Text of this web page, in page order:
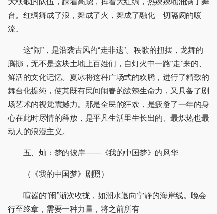
大秧歌的队伍，踩着高跷，挥着大红绸，热辣辣地涌满了舞
台。红绸舞成了浪，舞成了火，舞成了融化一切隔阂的暖
流。
这“闹”，是沿袭古风的“走非遗”。秧歌的扭摆，龙舞的
腾挪，无不是这块土地上百姓们，自灯火中一路“走”来的、
鲜活的文化记忆。夏冰将这种广场式的欢腾，进行了精致的
舞台化提纯，使其既有民间闹春的泼辣生命力，又具备了剧
场艺术的视觉震撼力。那是全民的狂欢，是疲惫了一年的身
心在此时尽情的释放，是平凡生活里生长出的、最炽热也最
动人的浪漫主义。
五、灿：梦的彼岸——《我的中国梦》的风华
（《我的中国梦》剧照）
喧嚣的“闹”渐次收拢，如潮水退向宁静的海岸线。晚会
行至终章，需要一种力量，将之前所有